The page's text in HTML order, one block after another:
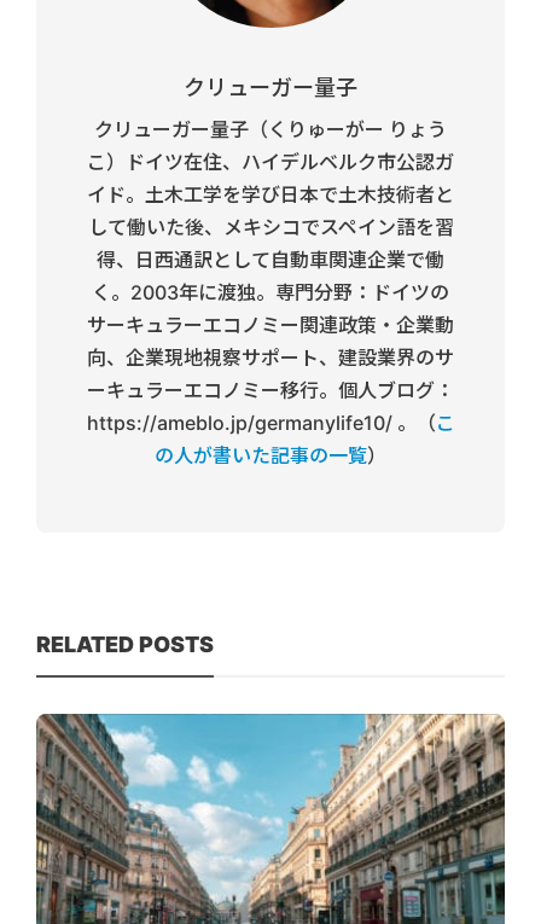
クリューガー量子
クリューガー量子（くりゅーがー りょう
こ）ドイツ在住、ハイデルベルク市公認ガ
イド。土木工学を学び日本で土木技術者と
して働いた後、メキシコでスペイン語を習
得、日西通訳として自動車関連企業で働
く。2003年に渡独。専門分野：ドイツの
サーキュラーエコノミー関連政策・企業動
向、企業現地視察サポート、建設業界のサ
ーキュラーエコノミー移行。個人ブログ：
https://ameblo.jp/germanylife10/ 。（こ
の人が書いた記事の一覧）
RELATED POSTS